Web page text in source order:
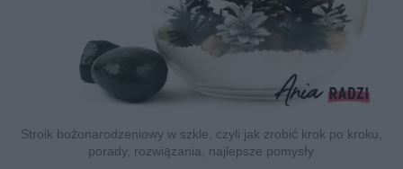
Stroik bożonarodzeniowy w szkle, czyli jak zrobić krok po kroku,
porady, rozwiązania, najlepsze pomysły